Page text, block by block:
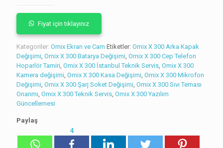
Fiyat için tıklayınız
Kategoriler: Omix Ekran ve Cam Etiketler: Omix X 300 Arka Kapak
Değişimi, Omix X 300 Batarya Değişimi, Omix X 300 Cep Telefon
Hoparlör Tamiri, Omix X 300 İstanbul Teknik Servis, Omix X 300
Kamera değişimi, Omix X 300 Kasa Değişimi, Omix X 300 Mikrofon
Değişimi, Omix X 300 Şarj Soket Değişimi, Omix X 300 Sıvı Teması
Onarımı, Omix X 300 Teknik Servis, Omix X 300 Yazılım
Güncellemesi
Paylaş
4